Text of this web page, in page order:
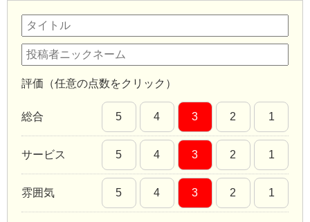
評価（任意の点数をクリック）
総合 5 4 3 2 1
サービス 5 4 3 2 1
雰囲気 5 4 3 2 1